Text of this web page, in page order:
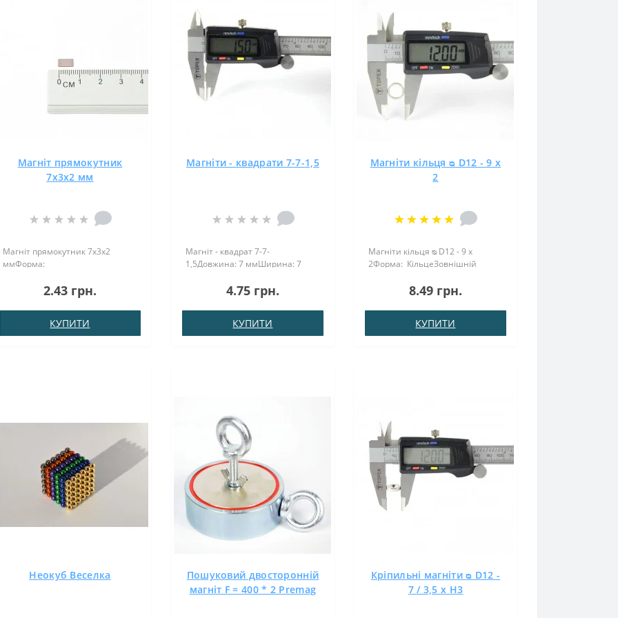
Магніт прямокутник
7х3х2 мм
Магніт прямокутник 7х3х2
ммФорма:
ммШирина: 3 ммВисота: 2
аксіальнеВага: 0,3 грПоверх.
нікель .: (Ni-Cu-Ni)Намагнічення:
N38Зчеплення прибл .: 0.70
2.43 грн.
КУПИТИ
Магніти - квадрати 7-7-1,5
Магніт - квадрат 7-7-
1,5Довжина: 7 ммШирина: 7
аксіальнеВага: 1,70 грПоверх.
нікель .: (Ni-Cu-Ni)Намагнічення:
N38Зчеплення прибл .: 0.580
кгТемпература використання:
до 80 ° CЗа допомогою магніту
4.75 грн.
КУПИТИ
Магніти кільця ᴓ D12 - 9 x
2
Магніти кільця ᴓ D12 - 9 x
2Форма: КільцеЗовнішній
діаметр: 9 ммВисота: 2
аксіальнеВага: 0,74 грПоверх.
нікель .: (Ni-Cu-Ni)Намагнічення:
N38Зчеплення прибл .: 1,200
8.49 грн.
КУПИТИ
Неокуб Веселка
Пошуковий двосторонній
магніт F = 400 * 2 Premag
Кріпильні магніти ᴓ D12 -
7 / 3,5 x H3